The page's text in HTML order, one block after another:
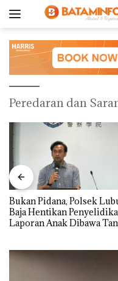
Peredaran dan
Bukan Pidana, Polsek
Baja Hentikan
Laporan Anak Dibawa